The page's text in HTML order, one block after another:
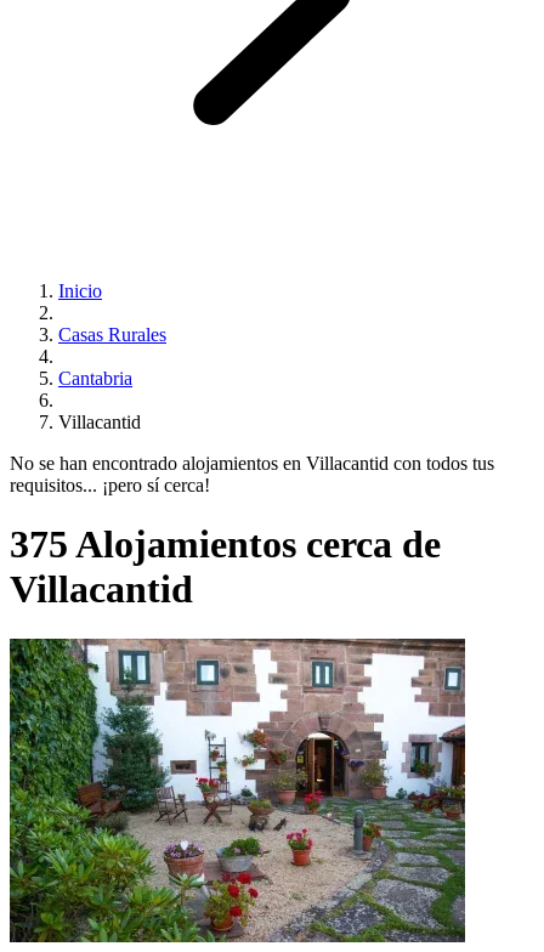
Inicio
Casas Rurales
Cantabria
Villacantid
No se han encontrado alojamientos en Villacantid con todos tus
requisitos... ¡pero sí cerca!
375 Alojamientos cerca de
Villacantid